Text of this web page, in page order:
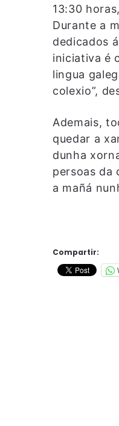
13:30
Durante a
dedicados
iniciativa é
lingua
colexio”,
Ademais,
quedar a
dunha
persoas da
a mañá
Compartir: